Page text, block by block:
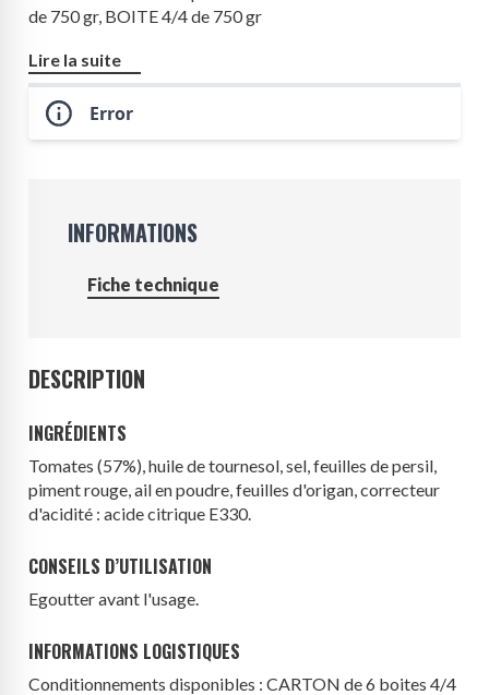
de 750 gr, BOITE 4/4 de 750 gr
Lire la suite
Error
INFORMATIONS
Fiche technique
DESCRIPTION
INGRÉDIENTS
Tomates (57%), huile de tournesol, sel, feuilles de persil,
piment rouge, ail en poudre, feuilles d'origan, correcteur
d'acidité : acide citrique E330.
CONSEILS D’UTILISATION
Egoutter avant l'usage.
INFORMATIONS LOGISTIQUES
Conditionnements disponibles : CARTON de 6 boites 4/4